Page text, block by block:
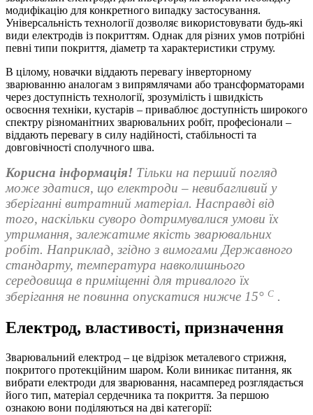
модифікацію для конкретного випадку застосування.
Універсальність технології дозволяє використовувати будь-які
види електродів із покриттям. Однак для різних умов потрібні
певні типи покриття, діаметр та характеристики струму.
В цілому, новачки віддають перевагу інверторному
зварюванню аналогам з випрямлячами або трансформаторами
через доступність технології, зрозумілість і швидкість
освоєння техніки, кустарів – приваблює доступність широкого
спектру різноманітних зварювальних робіт, професіонали –
віддають перевагу в силу надійності, стабільності та
довговічності сполучного шва.
Корисна інформація! Тільки на перший погляд
може здатися, що електроди – невибагливий у
зберіганні витратний матеріал. Насправді від
того, наскільки суворо дотримувалися умови їх
утримання, залежатиме якість зварювальних
робіт. Наприклад, згідно з вимогами Державного
стандарту, температура навколишнього
середовища в приміщенні для тривалого їх
зберігання не повинна опускатися нижче 15° С .
Електрод, властивості, призначення
Зварювальний електрод – це відрізок металевого стрижня,
покритого протекційним шаром. Коли виникає питання, як
вибрати електроди для зварювання, насамперед розглядається
його тип, матеріал сердечника та покриття. За першою
ознакою вони поділяються на дві категорії: